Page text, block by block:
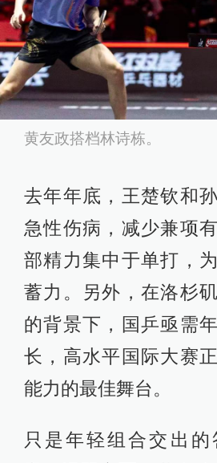
黄友政搭档林诗栋。
去年年底，王楚钦和
急性伤病，减少兼项
部精力集中于单打，
蓄力。另外，在洛杉
的背景下，国乒亟需
长，高水平国际大赛
能力的最佳舞台。
只是年轻组合交出的